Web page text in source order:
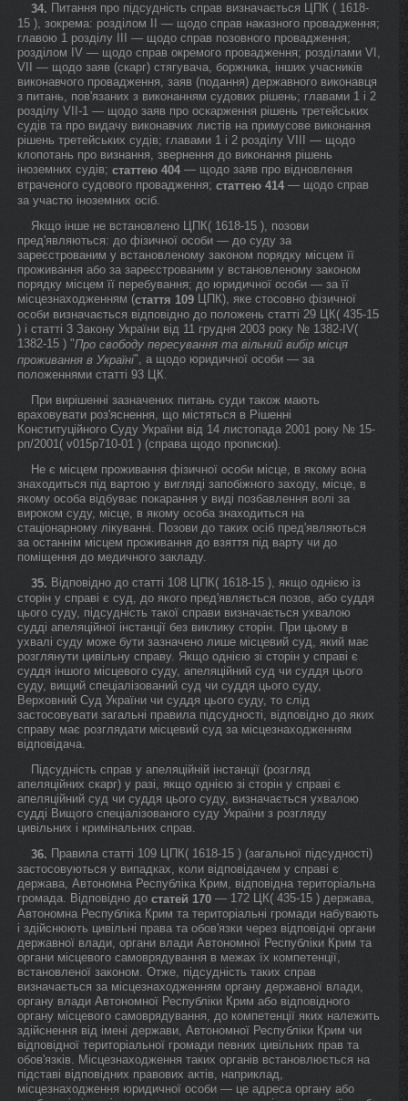
34. Питання про підсудність справ визначається ЦПК ( 1618-
15 ), зокрема: розділом II — щодо справ наказного провадження;
главою 1 розділу III — щодо справ позовного провадження;
розділом IV — щодо справ окремого провадження; розділами VI,
VII — щодо заяв (скарг) стягувача, боржника, інших учасників
виконавчого провадження, заяв (подання) державного виконавця
з питань, пов'язаних з виконанням судових рішень; главами 1 і 2
розділу VII-1 — щодо заяв про оскарження рішень третейських
судів та про видачу виконавчих листів на примусове виконання
рішень третейських судів; главами 1 і 2 розділу VIII — щодо
клопотань про визнання, звернення до виконання рішень
іноземних судів; статтею 404 — щодо заяв про відновлення
втраченого судового провадження; статтею 414 — щодо справ
за участю іноземних осіб.
Якщо інше не встановлено ЦПК( 1618-15 ), позови
пред'являються: до фізичної особи — до суду за
зареєстрованим у встановленому законом порядку місцем її
проживання або за зареєстрованим у встановленому законом
порядку місцем її перебування; до юридичної особи — за її
місцезнаходженням (стаття 109 ЦПК), яке стосовно фізичної
особи визначається відповідно до положень статті 29 ЦК( 435-15
) і статті 3 Закону України від 11 грудня 2003 року № 1382-IV(
1382-15 ) "Про свободу пересування та вільний вибір місця
проживання в Україні", а щодо юридичної особи — за
положеннями статті 93 ЦК.
При вирішенні зазначених питань суди також мають
враховувати роз'яснення, що містяться в Рішенні
Конституційного Суду України від 14 листопада 2001 року № 15-
рп/2001( v015p710-01 ) (справа щодо прописки).
Не є місцем проживання фізичної особи місце, в якому вона
знаходиться під вартою у вигляді запобіжного заходу, місце, в
якому особа відбуває покарання у виді позбавлення волі за
вироком суду, місце, в якому особа знаходиться на
стаціонарному лікуванні. Позови до таких осіб пред'являються
за останнім місцем проживання до взяття під варту чи до
поміщення до медичного закладу.
35. Відповідно до статті 108 ЦПК( 1618-15 ), якщо однією із
сторін у справі є суд, до якого пред'являється позов, або суддя
цього суду, підсудність такої справи визначається ухвалою
судді апеляційної інстанції без виклику сторін. При цьому в
ухвалі суду може бути зазначено лише місцевий суд, який має
розглянути цивільну справу. Якщо однією зі сторін у справі є
суддя іншого місцевого суду, апеляційний суд чи суддя цього
суду, вищий спеціалізований суд чи суддя цього суду,
Верховний Суд України чи суддя цього суду, то слід
застосовувати загальні правила підсудності, відповідно до яких
справу має розглядати місцевий суд за місцезнаходженням
відповідача.
Підсудність справ у апеляційній інстанції (розгляд
апеляційних скарг) у разі, якщо однією зі сторін у справі є
апеляційний суд чи суддя цього суду, визначається ухвалою
судді Вищого спеціалізованого суду України з розгляду
цивільних і кримінальних справ.
36. Правила статті 109 ЦПК( 1618-15 ) (загальної підсудності)
застосовуються у випадках, коли відповідачем у справі є
держава, Автономна Республіка Крим, відповідна територіальна
громада. Відповідно до статей 170 — 172 ЦК( 435-15 ) держава,
Автономна Республіка Крим та територіальні громади набувають
і здійснюють цивільні права та обов'язки через відповідні органи
державної влади, органи влади Автономної Республіки Крим та
органи місцевого самоврядування в межах їх компетенції,
встановленої законом. Отже, підсудність таких справ
визначається за місцезнаходженням органу державної влади,
органу влади Автономної Республіки Крим або відповідного
органу місцевого самоврядування, до компетенції яких належить
здійснення від імені держави, Автономної Республіки Крим чи
відповідної територіальної громади певних цивільних прав та
обов'язків. Місцезнаходження таких органів встановлюється на
підставі відповідних правових актів, наприклад,
місцезнаходження юридичної особи — це адреса органу або